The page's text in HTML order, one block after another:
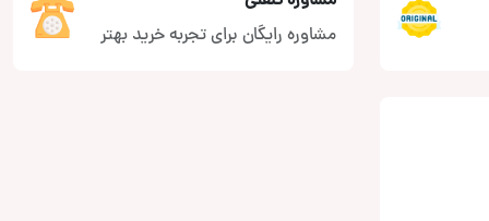
مشاوره رایگان برای تجربه خرید بهتر